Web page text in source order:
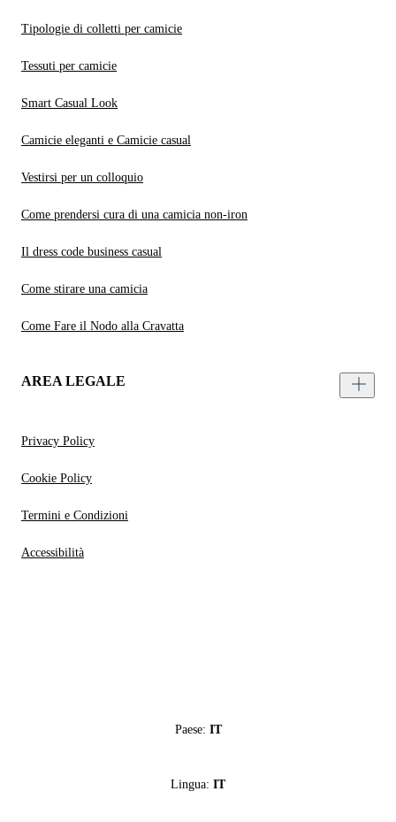
Tipologie di colletti per camicie
Tessuti per camicie
Smart Casual Look
Camicie eleganti e Camicie casual
Vestirsi per un colloquio
Come prendersi cura di una camicia non-iron
Il dress code business casual
Come stirare una camicia
Come Fare il Nodo alla Cravatta
AREA LEGALE
Privacy Policy
Cookie Policy
Termini e Condizioni
Accessibilità
Paese: IT
Lingua: IT